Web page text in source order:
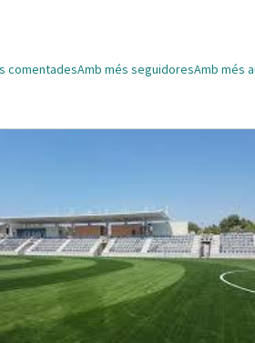
comentadesAmb més seguidoresAmb més